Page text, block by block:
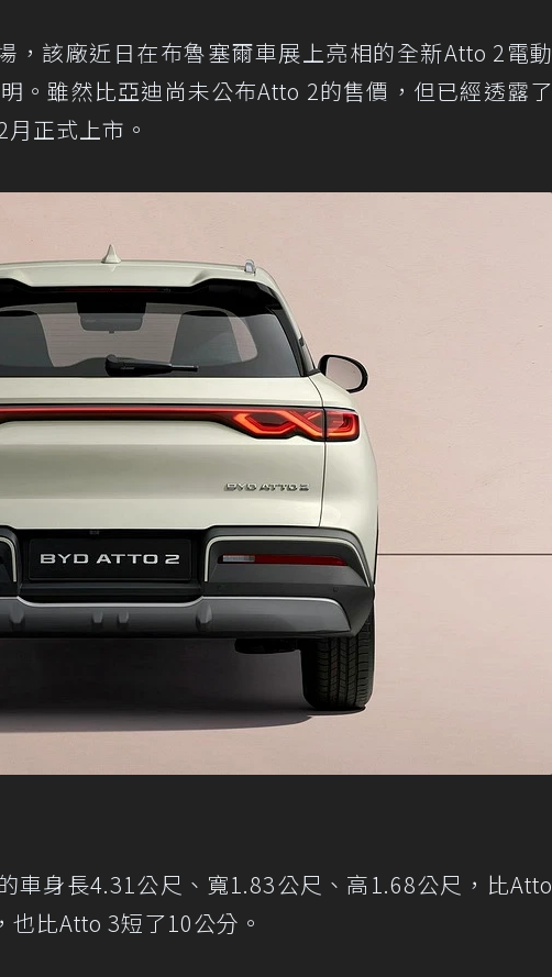
，該廠近日在布魯塞爾車展上亮相的全新Atto 2電動
。雖然比亞迪尚未公布Atto 2的售價，但已經透露了
正式上市。
車身長4.31公尺、寬1.83公尺、高1.68公尺，比Atto
比Atto 3短了10公分。